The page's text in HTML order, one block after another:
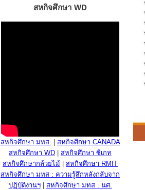
สหกิจศึกษา WD
สหกิจศึกษา มทส.
สหกิจศึกษา CANADA
สหกิจศึกษา WD
สหกิจศึกษา ซีเกท
สหกิจศึกษากล้วยไม้
สหกิจศึกษา RMIT
สหกิจศึกษา มทส : ความรู้สึกหลังกลับจาก
ปฏิบัติงานฯ| สหกิจศึกษา มทส : นศ.